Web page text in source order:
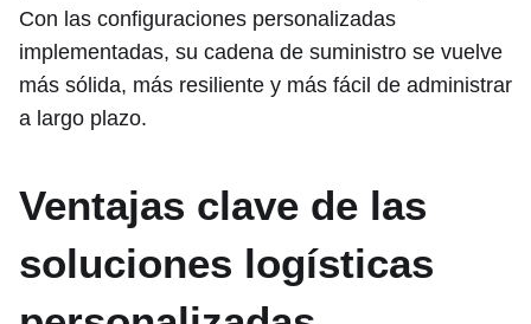
Con las configuraciones personalizadas
implementadas, su cadena de suministro se vuelve
más sólida, más resiliente y más fácil de administrar
a largo plazo.
Ventajas clave de las
soluciones logísticas